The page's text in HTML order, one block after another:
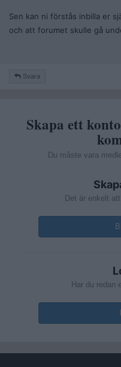
Sen kan ni förstås inbilla er
och att forumet skulle gå
Svara
Skapa ett
Du måste vara
Det är enkelt
Har du redan